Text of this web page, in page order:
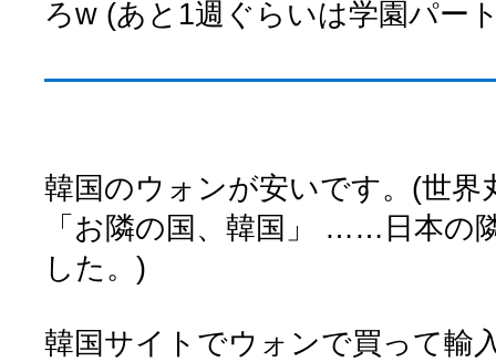
ろw (あと1週ぐらいは学園パー
韓国のウォンが安いです。(世界
「お隣の国、韓国」 ……日本の
した。)
韓国サイトでウォンで買って輸